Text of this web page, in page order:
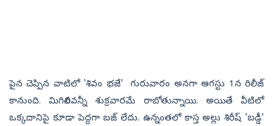
పైన చెప్పిన వాటిలో 'శివం భజే' గురువారం అనగా ఆగస్టు 1న రిలీజ్
కానుంది. మిగిలినవన్నీ శుక్రవారమే రాబోతున్నాయి. అయితే వీటిలో
ఒక్కదానిపై కూడా పెద్దగా బజ్ లేదు. ఉన్నంతలో కాస్త అల్లు శిరీష్ 'బడ్డీ'